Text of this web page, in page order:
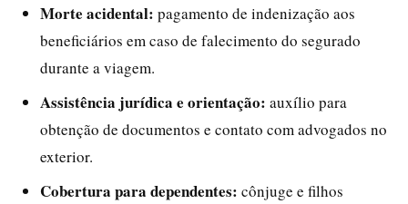
Morte acidental: pagamento de indenização aos
beneficiários em caso de falecimento do segurado
durante a viagem.
Assistência jurídica e orientação: auxílio para
obtenção de documentos e contato com advogados no
exterior.
Cobertura para dependentes: cônjuge e filhos